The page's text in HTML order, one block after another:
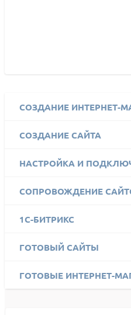
СОЗДАНИЕ ИНТЕРНЕТ-
СОЗДАНИЕ САЙТА
НАСТРОЙКА И
СОПРОВОЖДЕНИЕ
1C-БИТРИКС
ГОТОВЫЙ САЙТЫ
ГОТОВЫЕ ИНТЕРНЕТ-